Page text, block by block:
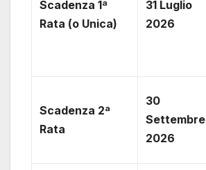
Scadenza 1ª
Rata (o Unica)
31 Luglio
2026
Scadenza 2ª
Rata
30
Settembre
2026